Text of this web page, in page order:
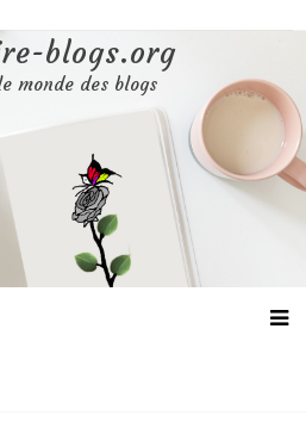
blogs.org
monde des blogs